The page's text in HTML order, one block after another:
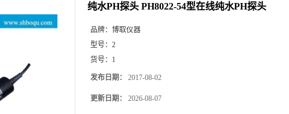
纯水PH探头 PH8022-54型在线纯水PH探头
品牌： 博取仪器
型号： 2
货号： 1
发布日期： 2017-08-02
更新日期： 2026-08-07